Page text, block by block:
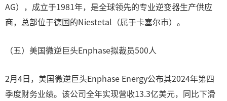
AG），成立于1981年，是全球领先的专业逆变器生产供应
商，总部位于德国的Niestetal（属于卡塞尔市）。
（五）美国微逆巨头Enphase拟裁员500人
2月4日，美国微逆巨头Enphase Energy公布其2024年第四
季度财务业绩。该公司全年实现营收13.3亿美元，同比下滑